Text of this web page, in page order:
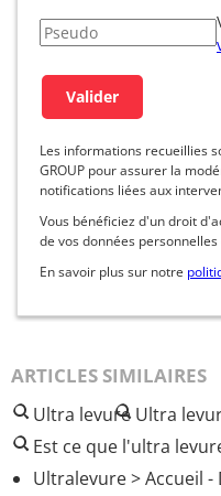
Les informations recueillies
GROUP pour assurer la
notifications liées aux
Vous bénéficiez d'un droit
de vos données
En savoir plus sur notre
ARTICLES SIMILAIRES
Ultra levure Ultra
Est ce que l'ultra
Ultralevure> Accueil